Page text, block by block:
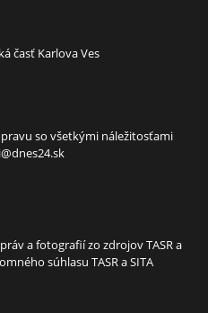
časť Karlova Ves
so všetkými náležitosťami
a fotografií zo zdrojov TASR a
súhlasu TASR a SITA